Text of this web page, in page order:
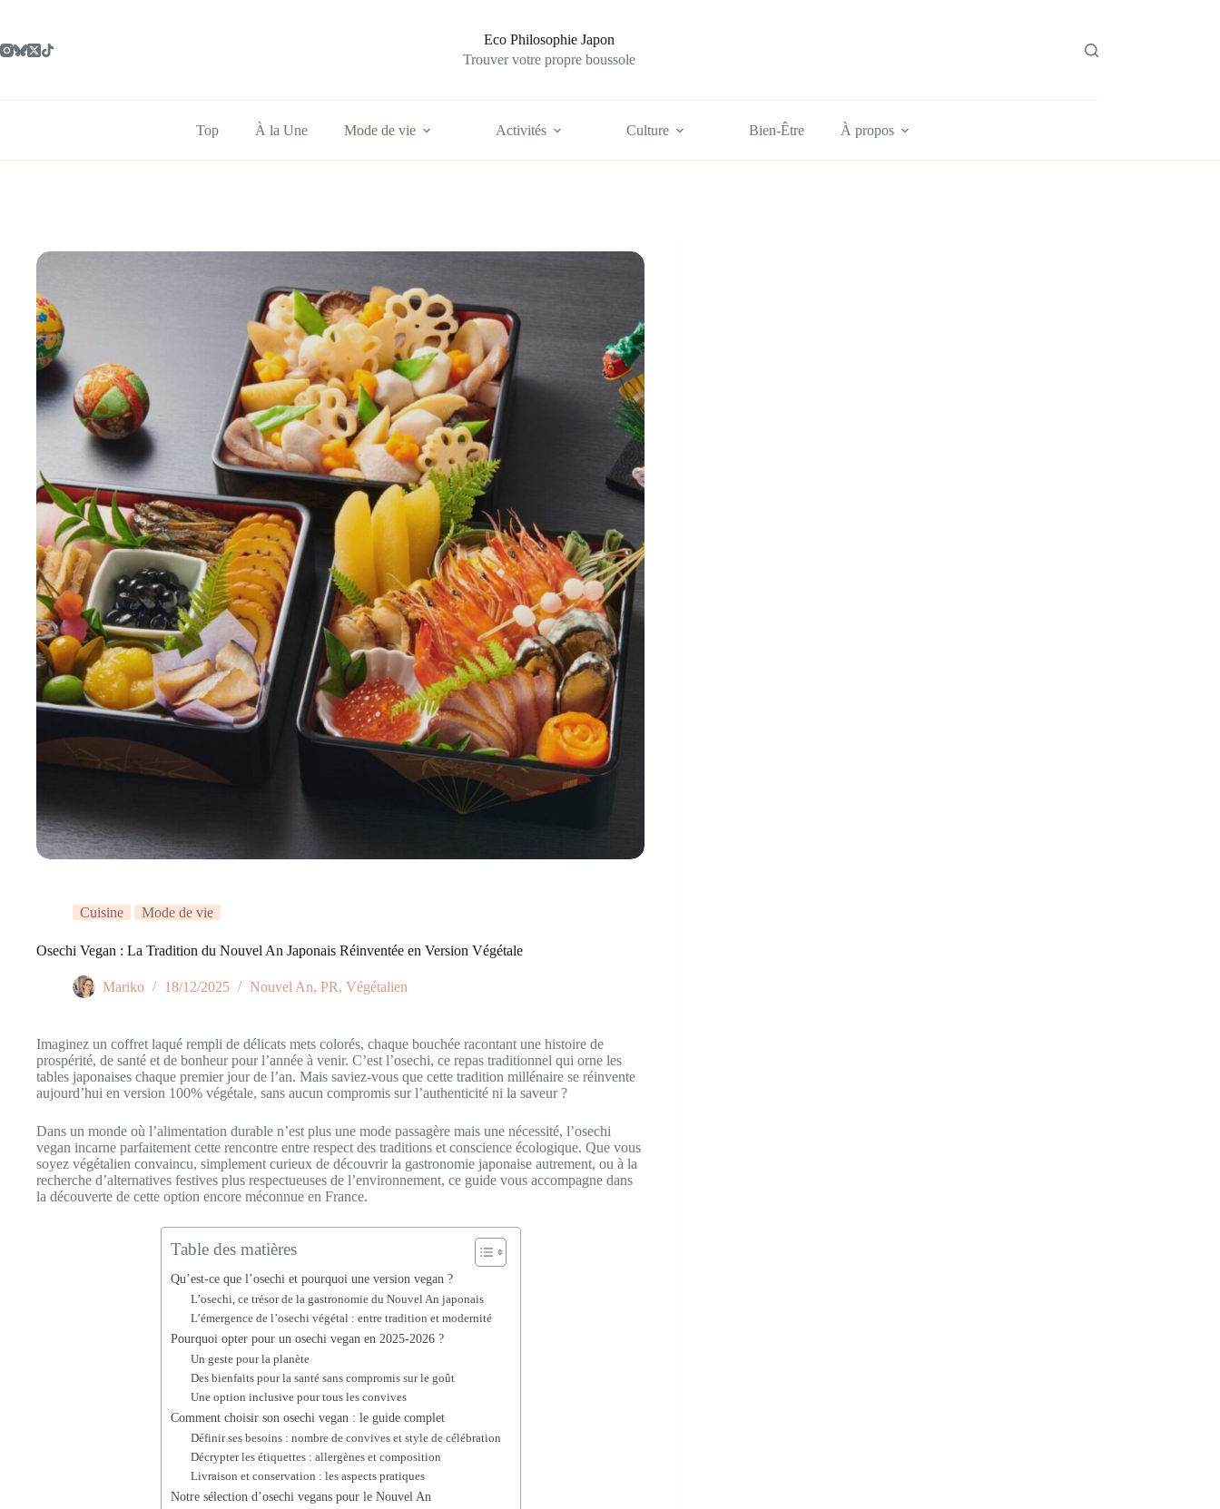
Eco Philosophie Japon
Trouver votre propre boussole
Top À la Une Mode de vie Activités Culture Bien-Être À propos
Cuisine Mode de vie
Osechi Vegan : La Tradition du Nouvel An Japonais Réinventée en Version Végétale
Mariko 18/12/2025 Nouvel An, PR, Végétalien
Imaginez un coffret laqué rempli de délicats mets colorés, chaque bouchée racontant une histoire de
prospérité, de santé et de bonheur pour l’année à venir. C’est l’osechi, ce repas traditionnel qui orne les
tables japonaises chaque premier jour de l’an. Mais saviez-vous que cette tradition millénaire se réinvente
aujourd’hui en version 100% végétale, sans aucun compromis sur l’authenticité ni la saveur ?
Dans un monde où l’alimentation durable n’est plus une mode passagère mais une nécessité, l’osechi
vegan incarne parfaitement cette rencontre entre respect des traditions et conscience écologique. Que vous
soyez végétalien convaincu, simplement curieux de découvrir la gastronomie japonaise autrement, ou à la
recherche d’alternatives festives plus respectueuses de l’environnement, ce guide vous accompagne dans
la découverte de cette option encore méconnue en France.
Table des matières
Qu’est-ce que l’osechi et pourquoi une version vegan ?
L’osechi, ce trésor de la gastronomie du Nouvel An japonais
L’émergence de l’osechi végétal : entre tradition et modernité
Pourquoi opter pour un osechi vegan en 2025-2026 ?
Un geste pour la planète
Des bienfaits pour la santé sans compromis sur le goût
Une option inclusive pour tous les convives
Comment choisir son osechi vegan : le guide complet
Définir ses besoins : nombre de convives et style de célébration
Décrypter les étiquettes : allergènes et composition
Livraison et conservation : les aspects pratiques
Notre sélection d’osechi vegans pour le Nouvel An